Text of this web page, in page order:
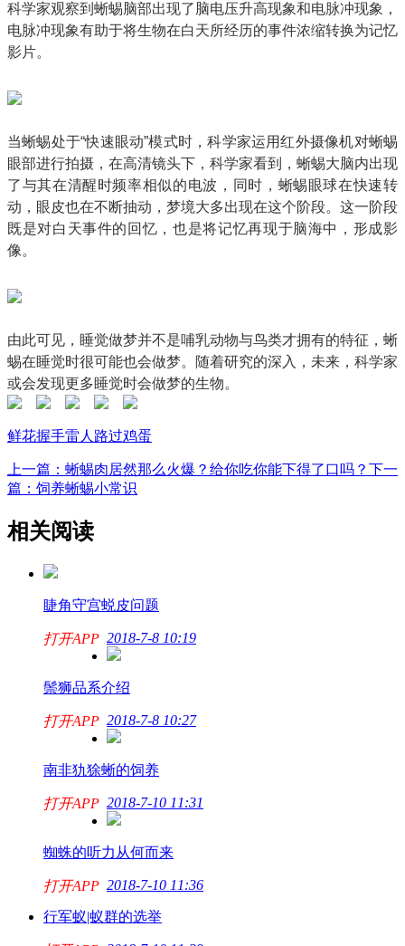
科学家观察到蜥蜴脑部出现了脑电压升高现象和电脉冲现象，
电脉冲现象有助于将生物在白天所经历的事件浓缩转换为记忆
影片。
当蜥蜴处于“快速眼动”模式时，科学家运用红外摄像机对蜥蜴
眼部进行拍摄，在高清镜头下，科学家看到，蜥蜴大脑内出现
了与其在清醒时频率相似的电波，同时，蜥蜴眼球在快速转
动，眼皮也在不断抽动，梦境大多出现在这个阶段。这一阶段
既是对白天事件的回忆，也是将记忆再现于脑海中，形成影
像。
由此可见，睡觉做梦并不是哺乳动物与鸟类才拥有的特征，蜥
蜴在睡觉时很可能也会做梦。随着研究的深入，未来，科学家
或会发现更多睡觉时会做梦的生物。
鲜花握手雷人 路过鸡蛋
上一篇：蜥蜴肉居然那么火爆？给你吃你能下得了口吗？ 下一
篇：饲养蜥蜴小常识
相关阅读
睫角守宫蜕皮问题
2018-7-8 10:19
打开APP
鬃狮品系介绍
2018-7-8 10:27
打开APP
南非犰狳蜥的饲养
2018-7-10 11:31
打开APP
蜘蛛的听力从何而来
2018-7-10 11:36
打开APP
行军蚁|蚁群的选举